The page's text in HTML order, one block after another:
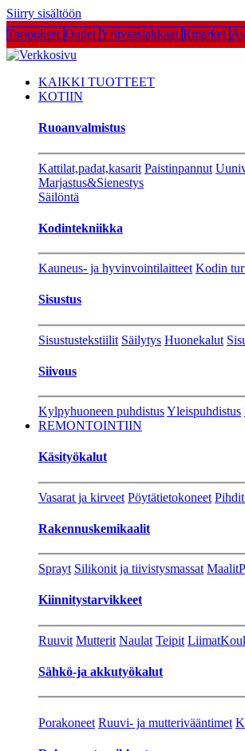
Siirry sisältöön
Tarjoukset Outlet Yritysasiakkaat Rmarket
KAIKKI TUOTTEET
KOTIIN
Ruoanvalmistus
Kattilat,padat,kasarit Paistinpannut
Marjastus&Sienestys
Säilöntä
Kodintekniikka
Kauneus- ja hyvinvointilaitteet Kodin
Sisustus
Sisustustekstiilit Säilytys Huonekalut
Siivous
Kylpyhuoneen puhdistusYleispuhdistus
REMONTOINTIIN
Käsityökalut
Vasarat ja kirveet Pöytätietokoneet
Rakennuskemikaalit
Sprayt Silikonit ja tiivistysmassat Maalit
Kiinnitystarvikkeet
Ruuvit Mutterit Naulat Teipit Liimat
Sähkö-ja akkutyökalut
Porakoneet Ruuvi- ja mutterivääntimet